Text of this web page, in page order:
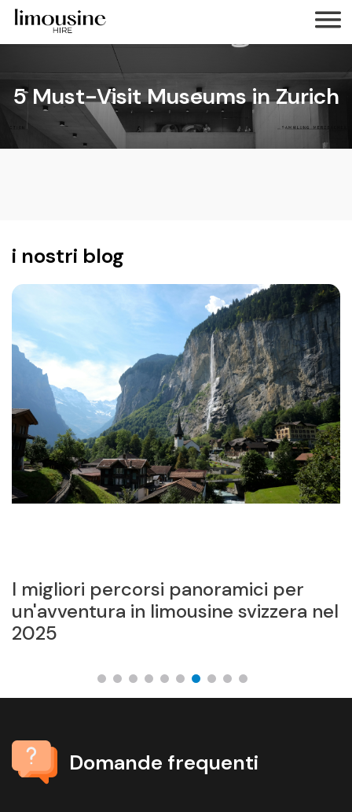
5 Must-Visit Museums in Zurich
i nostri blog
I migliori percorsi panoramici per
un'avventura in limousine svizzera nel
2025
Domande frequenti